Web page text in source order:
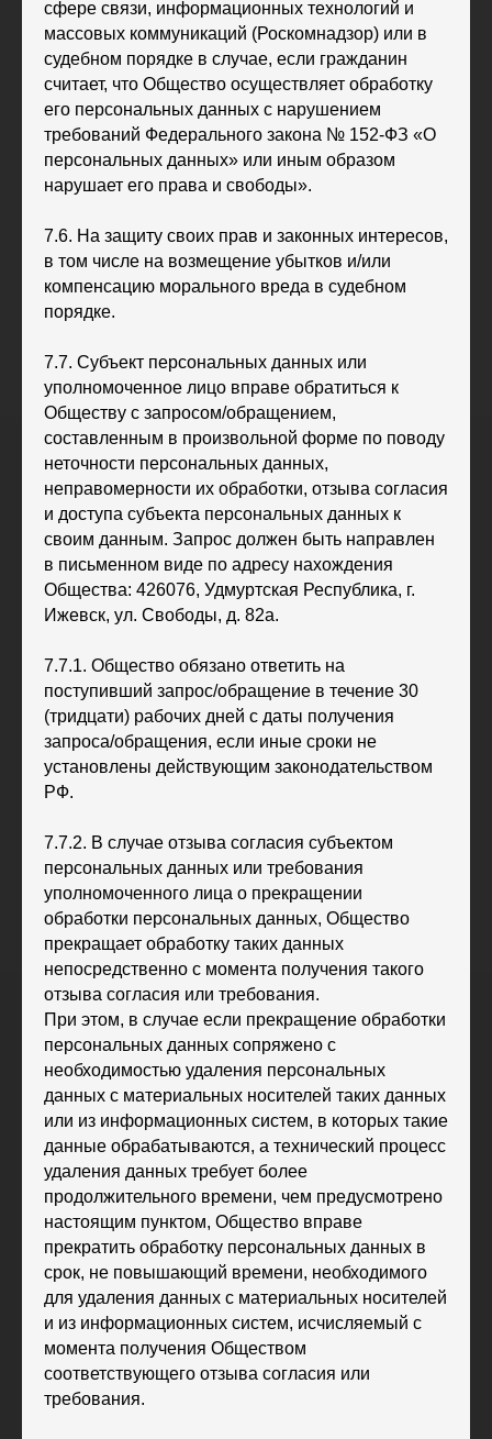
сфере связи, информационных технологий и
массовых коммуникаций (Роскомнадзор) или в
судебном порядке в случае, если гражданин
считает, что Общество осуществляет обработку
его персональных данных с нарушением
требований Федерального закона № 152-ФЗ «О
персональных данных» или иным образом
нарушает его права и свободы».
7.6. На защиту своих прав и законных интересов,
в том числе на возмещение убытков и/или
компенсацию морального вреда в судебном
порядке.
7.7. Субъект персональных данных или
уполномоченное лицо вправе обратиться к
Обществу с запросом/обращением,
составленным в произвольной форме по поводу
неточности персональных данных,
неправомерности их обработки, отзыва согласия
и доступа субъекта персональных данных к
своим данным. Запрос должен быть направлен
в письменном виде по адресу нахождения
Общества: 426076, Удмуртская Республика, г.
Ижевск, ул. Свободы, д. 82а.
7.7.1. Общество обязано ответить на
поступивший запрос/обращение в течение 30
(тридцати) рабочих дней с даты получения
запроса/обращения, если иные сроки не
установлены действующим законодательством
РФ.
7.7.2. В случае отзыва согласия субъектом
персональных данных или требования
уполномоченного лица о прекращении
обработки персональных данных, Общество
прекращает обработку таких данных
непосредственно с момента получения такого
отзыва согласия или требования.
При этом, в случае если прекращение обработки
персональных данных сопряжено с
необходимостью удаления персональных
данных с материальных носителей таких данных
или из информационных систем, в которых такие
данные обрабатываются, а технический процесс
удаления данных требует более
продолжительного времени, чем предусмотрено
настоящим пунктом, Общество вправе
прекратить обработку персональных данных в
срок, не повышающий времени, необходимого
для удаления данных с материальных носителей
и из информационных систем, исчисляемый с
момента получения Обществом
соответствующего отзыва согласия или
требования.